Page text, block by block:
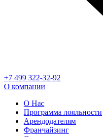
+7 499 322-32-92
О компании
О Нас
Программа лояльности
Арендодателям
Франчайзинг